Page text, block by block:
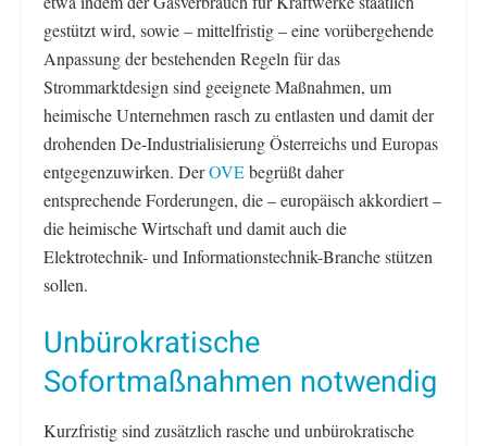
gestützt wird, sowie – mittelfristig – eine vorübergehende
Anpassung der bestehenden Regeln für das
Strommarktdesign sind geeignete Maßnahmen, um
heimische Unternehmen rasch zu entlasten und damit der
drohenden De-Industrialisierung Österreichs und Europas
entgegenzuwirken. DerOVEbegrüßt daher
entsprechende Forderungen, die – europäisch akkordiert –
die heimische Wirtschaft und damit auch die
Elektrotechnik- und Informationstechnik-Branche stützen
sollen.
Unbürokratische
Sofortmaßnahmen notwendig
Kurzfristig sind zusätzlich rasche und unbürokratische